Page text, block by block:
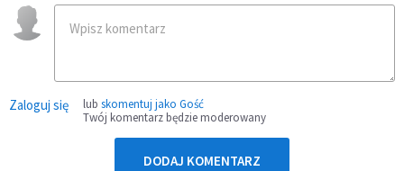
Zaloguj się lub skomentuj jako Gość
Twój komentarz będzie moderowany
DODAJ KOMENTARZ